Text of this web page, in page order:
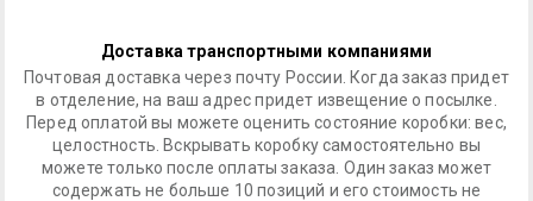
Доставка транспортными компаниями
Почтовая доставка через почту России. Когда заказ придет
в отделение, на ваш адрес придет извещение о посылке.
Перед оплатой вы можете оценить состояние коробки: вес,
целостность. Вскрывать коробку самостоятельно вы
можете только после оплаты заказа. Один заказ может
содержать не больше 10 позиций и его стоимость не